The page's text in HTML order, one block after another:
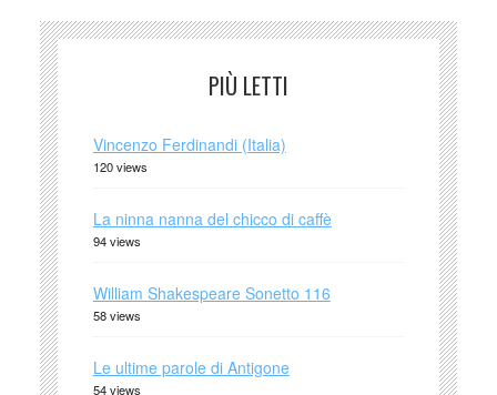
PIÙ LETTI
Vincenzo Ferdinandi (Italia)
120 views
La ninna nanna del chicco di caffè
94 views
William Shakespeare Sonetto 116
58 views
Le ultime parole di Antigone
54 views